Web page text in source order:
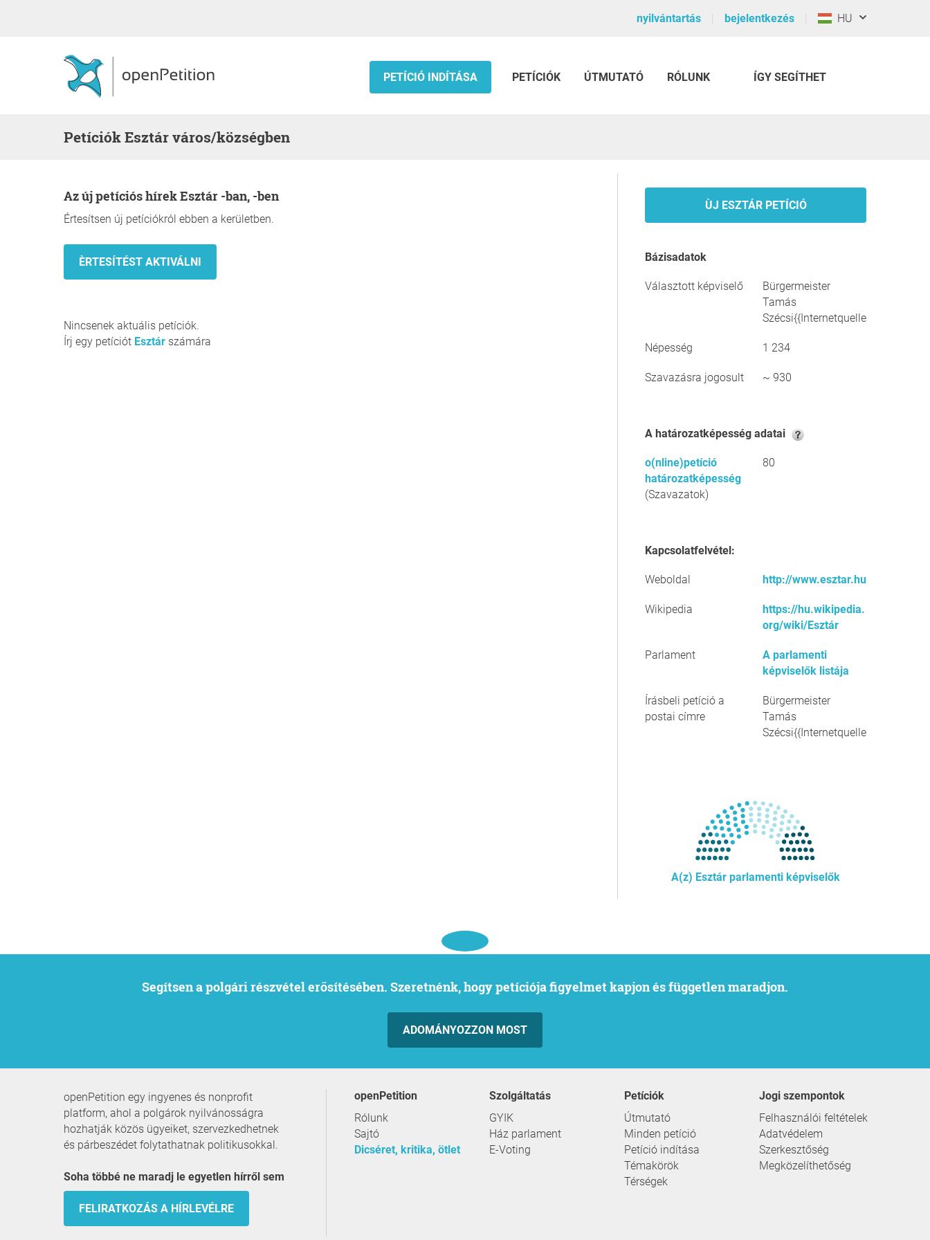
nyilvántartás bejelentkezés HU
PETÍCIÓ INDÍTÁSA PETÍCIÓK ÚTMUTATÓ RÓLUNK ÍGY SEGÍTHET
Petíciók Esztár város/községben
Az új petíciós hírek Esztár -ban, -ben
Értesítsen új petíciókról ebben a kerületben.
Nincsenek aktuális petíciók.
Írj egy petíciót Esztár számára
ÙJ ESZTÁR PETÍCIÓ
Bázisadatok
Választott képviselő
Bürgermeister
Tamás
Szécsi{{Internetquelle
Népesség 1 234
Szavazásra jogosult ~ 930
A határozatképesség adatai
o(nline)petíció
határozatképesség
(Szavazatok)
80
Kapcsolatfelvétel:
Weboldal http://www.esztar.hu
Wikipedia
https://hu.wikipedia.
org/wiki/Esztár
Parlament
A parlamenti
képviselők listája
Írásbeli petíció a
postai címre
Bürgermeister
Tamás
Szécsi{{Internetquelle
A(z) Esztár parlamenti képviselők
Segítsen a polgári részvétel erősítésében. Szeretnénk, hogy petíciója figyelmet kapjon és független maradjon.
ADOMÁNYOZZON MOST
openPetition egy ingyenes és nonprofit
platform, ahol a polgárok nyilvánosságra
hozhatják közös ügyeiket, szervezkedhetnek
és párbeszédet folytathatnak politikusokkal.
Soha többé ne maradj le egyetlen hírről sem
FELIRATKOZÁS A HÍRLEVÉLRE
openPetition
Rólunk
Sajtó
Dicséret, kritika, ötlet
szolgáltatás
GYIK
Ház parlament
E-Voting
Petíciók
Útmutató
Minden petíció
Petíció indítása
Témakörök
Térségek
Jogi szempontok
Felhasználói feltételek
Adatvédelem
Szerkesztőség
Megközelíthetőség